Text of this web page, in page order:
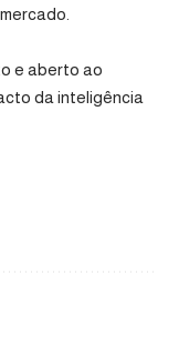
e aberto ao
da inteligência